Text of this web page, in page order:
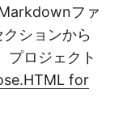
ファ
クションから
プロジェクト
for